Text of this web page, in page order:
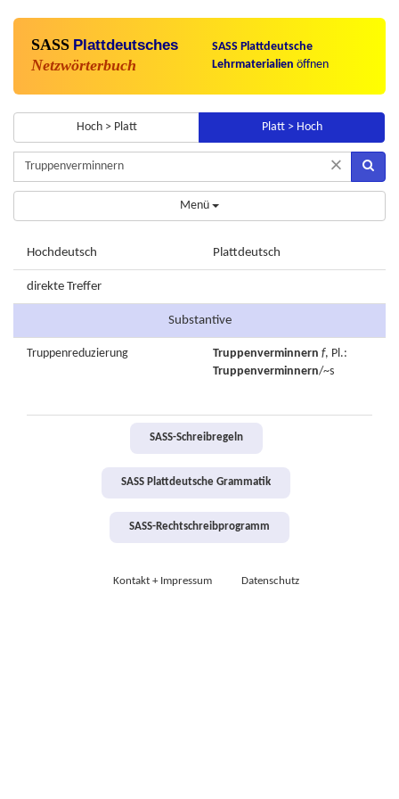
SASS Plattdeutsches
Netzwörterbuch
SASS Plattdeutsche
Lehrmaterialien öffnen
Hoch > Platt Platt > Hoch
×
Menü
Hochdeutsch Plattdeutsch
direkte Treffer
Substantive
Truppenreduzierung Truppenverminnern f, Pl.:
Truppenverminnern/~s
SASS-Schreibregeln
SASS Plattdeutsche Grammatik
SASS-Rechtschreibprogramm
Kontakt + Impressum Datenschutz